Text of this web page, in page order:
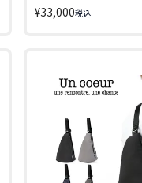
¥33,000税込